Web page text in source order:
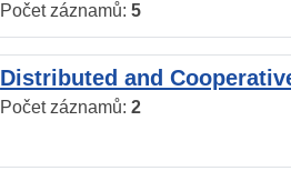
Počet záznamů: 5
Distributed and
Počet záznamů: 2